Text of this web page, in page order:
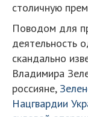
столичную
Поводом для
деятельность
скандально
Владимира
россияне,
Нацгвардии